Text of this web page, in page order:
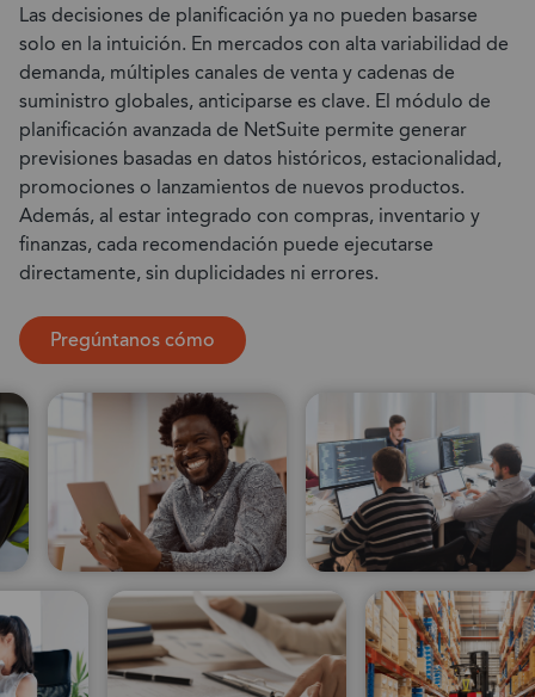
Las decisiones de planificación ya no pueden basarse
solo en la intuición. En mercados con alta variabilidad de
demanda, múltiples canales de venta y cadenas de
suministro globales, anticiparse es clave. El módulo de
planificación avanzada de NetSuite permite generar
previsiones basadas en datos históricos, estacionalidad,
promociones o lanzamientos de nuevos productos.
Además, al estar integrado con compras, inventario y
finanzas, cada recomendación puede ejecutarse
directamente, sin duplicidades ni errores.
Pregúntanos cómo